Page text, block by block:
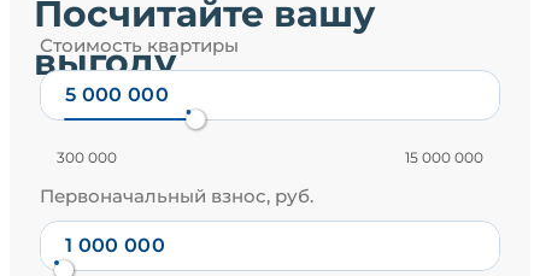
Посчитайте вашу
выгоду
Стоимость квартиры
300 000 15 000 000
Первоначальный взнос, руб.